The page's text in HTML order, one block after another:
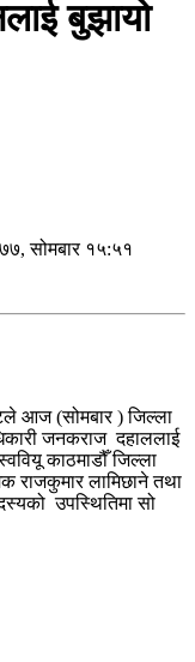
बुझायो
सोमबार १५:५१
आज (सोमबार ) जिल्ला
जनकराज दहाललाई
काठमाडौँ जिल्ला
राजकुमार लामिछाने तथा
उपस्थितिमा सो